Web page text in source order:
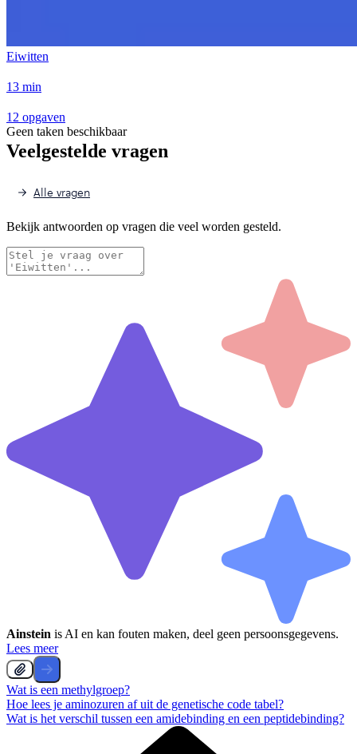
Eiwitten
13 min
12 opgaven
Geen taken beschikbaar
Veelgestelde vragen
Alle vragen
Bekijk antwoorden op vragen die veel worden gesteld.
Ainstein is AI en kan fouten maken, deel geen persoonsgegevens.
Lees meer
Wat is een methylgroep?
Hoe lees je aminozuren af uit de genetische code tabel?
Wat is het verschil tussen een amidebinding en een peptidebinding?